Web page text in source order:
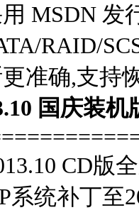
MSDN 发
RAID/
准确,支持
国庆装
CD版
系统补丁至